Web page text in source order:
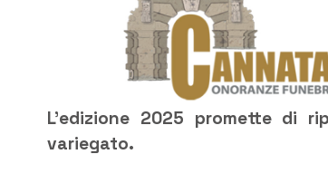
L’edizione 2025 promette di
variegato.